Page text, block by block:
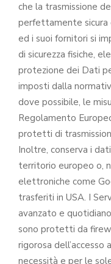
che la trasmissione
perfettamente sicura
ed i suoi fornitori si
di sicurezza fisiche,
protezione dei Dati
imposti dalla
dove possibile, le
Regolamento
protetti di
Inoltre, conserva i
territorio europeo o,
elettroniche come
trasferiti in USA. I
avanzato e
sono protetti da
rigorosa dell’accesso
necessità e per le